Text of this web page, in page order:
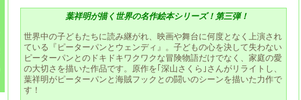
葉祥明が描く世界の名作絵本シリーズ！第三弾！
世界中の子どもたちに読み継がれ、映画や舞台に何度となく上演され
ている『ピーターパンとウェンディ』。子どもの心を決して失わない
ピーターパンとのドキドキワクワクな冒険物語だけでなく、家庭の愛
の大切さを描いた作品です。原作を｢深山さくら｣さんがリライトし、
葉祥明がピーターパンと海賊フックとの闘いのシーンを描いた力作で
す！